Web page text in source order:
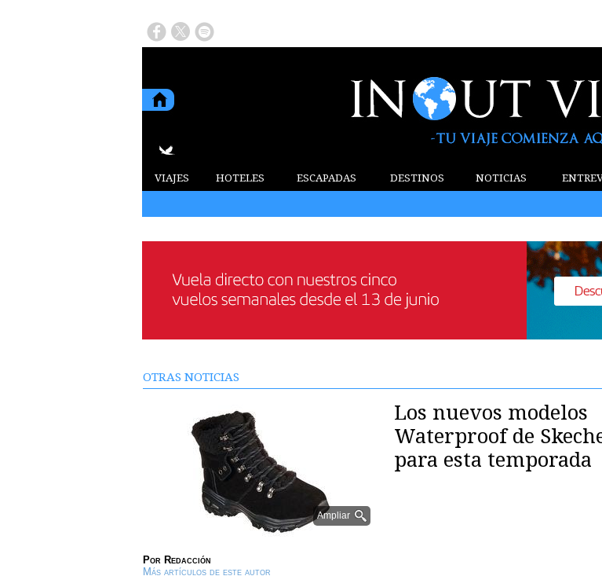
VIAJES HOTELES ESCAPADAS DESTINOS NOTICIAS
OTRAS NOTICIAS
Ampliar
Los nuevos modelos
Waterproof de
para esta temporada
Por Redacción
Más artículos de este autor